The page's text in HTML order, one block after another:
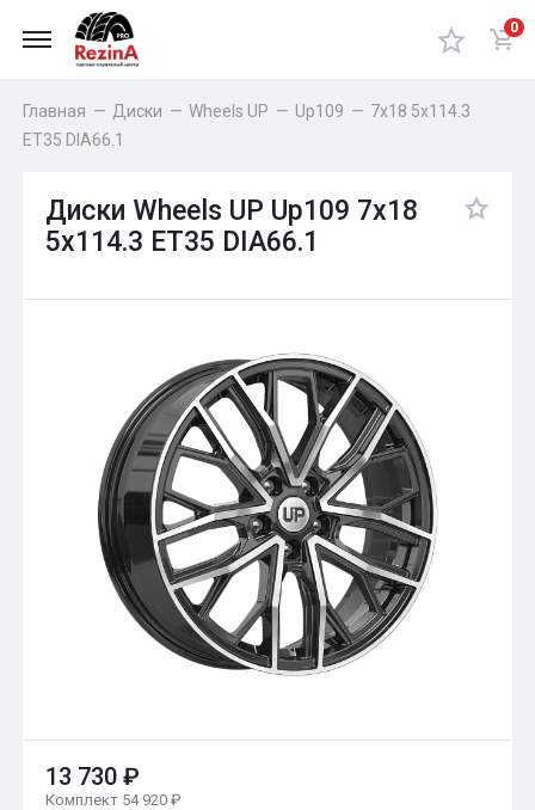
0
Главная — Диски — Wheels UP — Up109 — 7x18 5x114.3
ET35 DIA66.1
Диски Wheels UP Up109 7x18
5x114.3 ET35 DIA66.1
13 730 ₽
Комплект 54 920 ₽